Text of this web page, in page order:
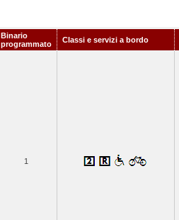
Binario
programmato
Classi e servizi a bordo
1